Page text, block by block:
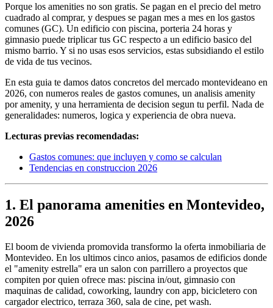
Porque los amenities no son gratis. Se pagan en el precio del metro
cuadrado al comprar, y despues se pagan mes a mes en los gastos
comunes (GC). Un edificio con piscina, porteria 24 horas y
gimnasio puede triplicar tus GC respecto a un edificio basico del
mismo barrio. Y si no usas esos servicios, estas subsidiando el estilo
de vida de tus vecinos.
En esta guia te damos datos concretos del mercado montevideano en
2026, con numeros reales de gastos comunes, un analisis amenity
por amenity, y una herramienta de decision segun tu perfil. Nada de
generalidades: numeros, logica y experiencia de obra nueva.
Lecturas previas recomendadas:
Gastos comunes: que incluyen y como se calculan
Tendencias en construccion 2026
1. El panorama amenities en Montevideo,
2026
El boom de vivienda promovida transformo la oferta inmobiliaria de
Montevideo. En los ultimos cinco anios, pasamos de edificios donde
el "amenity estrella" era un salon con parrillero a proyectos que
compiten por quien ofrece mas: piscina in/out, gimnasio con
maquinas de calidad, coworking, laundry con app, bicicletero con
cargador electrico, terraza 360, sala de cine, pet wash.